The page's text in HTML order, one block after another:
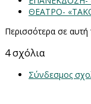
ΘΕΑΤΡΟ-
Περισσότερα σε αυτή
4σχόλια
Σύνδεσμος